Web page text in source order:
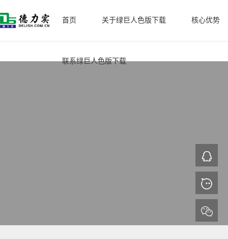
污污视频成人
首页 关于绿巨人色版下载 核心优势
联系绿巨人色版下载